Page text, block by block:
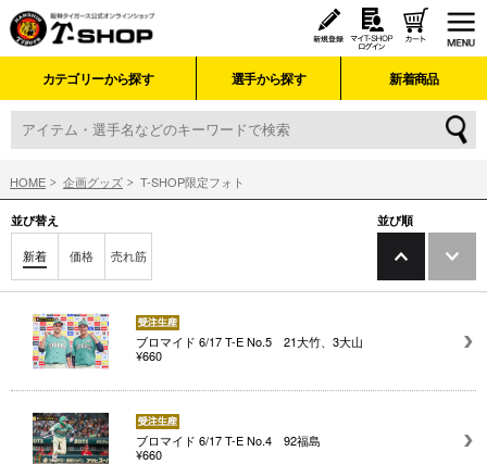
カテゴリーから探す 選手から探す 新着商品
HOME 企画グッズ T-SHOP限定フォト
並び替え
新着 価格 売れ筋
並び順
ブロマイド 6/17 T-E No.5 21大竹、3大山
¥660
ブロマイド 6/17 T-E No.4 92福島
¥660